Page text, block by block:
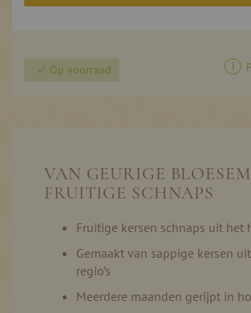
Op voorraad
VAN GEURIGE
FRUITIGE SCHNAPS
Fruitige kersen schnaps uit het
Gemaakt van sappige kersen
regio’s
Meerdere maanden gerijpt in